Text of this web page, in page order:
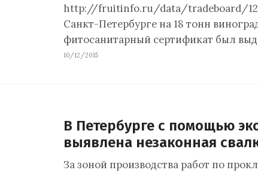
http://fruitinfo.ru/data/tradeboard/
Санкт-Петербурге на 18 тонн
фитосанитарный сертификат был
10/12/2015
В Петербурге с помощью
выявлена незаконная
За зоной производства работ по